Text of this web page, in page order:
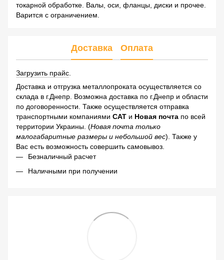
токарной обработке. Валы, оси, фланцы, диски и прочее.
Варится с ограничением.
Доставка Оплата
Загрузить прайс
Доставка и отгрузка металлопроката осуществляется со
склада в г.Днепр. Возможна доставка по г.Днепр и области
по договоренности. Также осуществляется отправка
транспортными компаниями САТ и Новая почта по всей
территории Украины. (Новая почта только
малогабаритные размеры и небольшой вес). Также у
Вас есть возможность совершить самовывоз.
Безналичный расчет
Наличными при получении